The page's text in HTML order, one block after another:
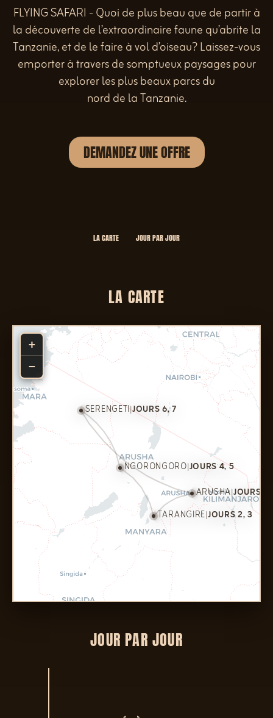
FLYING SAFARI - Quoi de plus beau que de partir à
la découverte de l’extraordinaire faune qu’abrite la
Tanzanie, et de le faire à vol d’oiseau? Laissez-vous
emporter à travers de somptueux paysages pour
explorer les plus beaux parcs du
nord de la Tanzanie.
DEMANDEZ UNE OFFRE
LA CARTE JOUR PAR JOUR
LA CARTE
ARUSHA|JOURS 1,
TARANGIRE|JOURS 2, 3
NGORONGORO|JOURS 4, 5
SERENGETI|JOURS 6, 7
+
−
JOUR PAR JOUR